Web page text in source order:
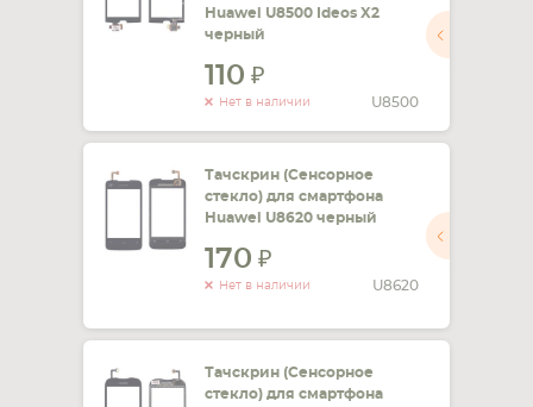
Huawei U8500 Ideos X2
черный
110
Нет в наличии U8500
Тачскрин (Сенсорное
стекло) для смартфона
Huawei U8620 черный
170
Нет в наличии U8620
Тачскрин (Сенсорное
стекло) для смартфона